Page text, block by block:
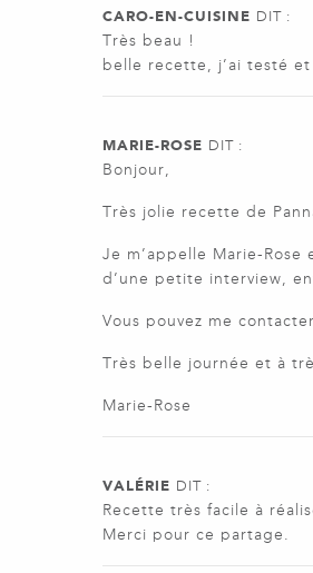
CARO-EN-CUISINE DIT :
Très beau !
belle recette, j’ai testé
MARIE-ROSE DIT :
Bonjour,
Très jolie recette de
Je m’appelle Marie-
d’une petite interview,
Vous pouvez me
Très belle journée et à
Marie-Rose
VALÉRIE DIT :
Recette très facile à
Merci pour ce partage.